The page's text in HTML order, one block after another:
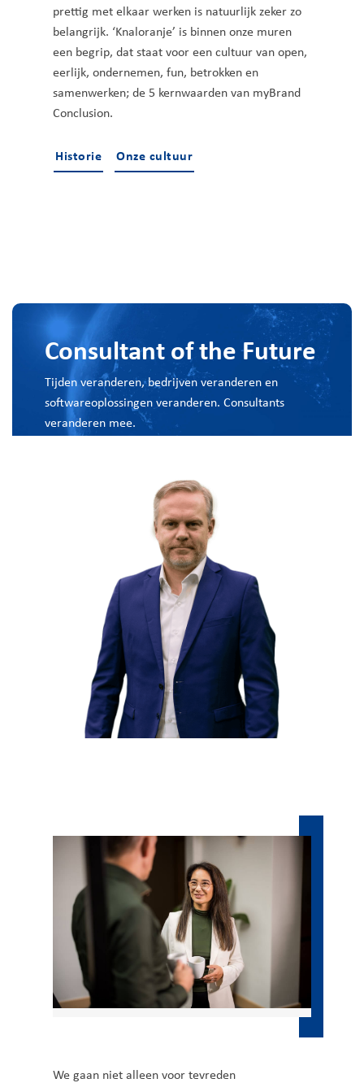
prettig met elkaar werken is natuurlijk zeker zo
belangrijk. ‘Knaloranje’ is binnen onze muren
een begrip, dat staat voor een cultuur van open,
eerlijk, ondernemen, fun, betrokken en
samenwerken; de 5 kernwaarden van myBrand
Conclusion.
Historie Onze cultuur
Consultant of the Future
Tijden veranderen, bedrijven veranderen en
softwareoplossingen veranderen. Consultants
veranderen mee.
We gaan niet alleen voor tevreden